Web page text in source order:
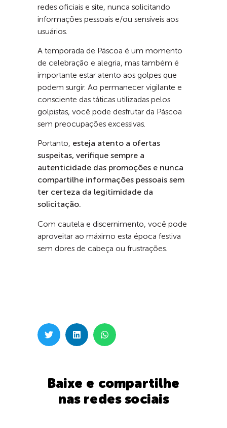
redes oficiais e site, nunca solicitando
informações pessoais e/ou sensíveis aos
usuários.
A temporada de Páscoa é um momento
de celebração e alegria, mas também é
importante estar atento aos golpes que
podem surgir. Ao permanecer vigilante e
consciente das táticas utilizadas pelos
golpistas, você pode desfrutar da Páscoa
sem preocupações excessivas.
Portanto, esteja atento a ofertas
suspeitas, verifique sempre a
autenticidade das promoções e nunca
compartilhe informações pessoais sem
ter certeza da legitimidade da
solicitação.
Com cautela e discernimento, você pode
aproveitar ao máximo esta época festiva
sem dores de cabeça ou frustrações.
Baixe e compartilhe
nas redes sociais